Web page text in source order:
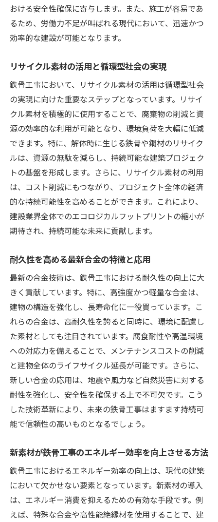
おける安全性確保に寄与します。また、施工が容易であ
るため、労働力不足が叫ばれる現代において、迅速かつ
効率的な建設が可能となります。
リサイクル素材の活用と循環型社会の実現
鉄骨工事において、リサイクル素材の活用は循環型社会
の実現に向けた重要なステップとなっています。リサイ
クル素材を積極的に使用することで、廃棄物の削減と資
源の効率的な利用が可能となり、環境負荷を大幅に低減
できます。特に、解体時に生じる鉄骨や鋼材のリサイク
ルは、資源の無駄を減らし、持続可能な建築プロジェク
トの基盤を形成します。さらに、リサイクル素材の利用
は、コスト削減にもつながり、プロジェクト全体の経済
的な持続可能性を高めることができます。これにより、
建設業界全体でのエコロジカルフットプリントの縮小が
期待され、持続可能な未来に貢献します。
耐久性を高める最新合金の特徴と応用
最新の合金技術は、鉄骨工事における耐久性の向上に大
きく貢献しています。特に、高強度かつ軽量な合金は、
建物の構造を強化し、長寿命化に一役買っています。こ
れらの合金は、高耐久性を誇ると同時に、環境に配慮し
た素材としても注目されています。腐食耐性や高温環境
への対応力を備えることで、メンテナンスコストの削減
と建物全体のライフサイクル延長が可能です。さらに、
新しい合金の応用は、地震や風力など自然災害に対する
耐性を強化し、安全性を確保する上で不可欠です。こう
した技術革新により、未来の鉄骨工事はますます持続可
能で信頼性の高いものとなるでしょう。
新素材が鉄骨工事のエネルギー効率を向上させる方法
鉄骨工事におけるエネルギー効率の向上は、現代の建築
において欠かせない要素となっています。新素材の導入
は、エネルギー消費を抑えるための有効な手段です。例
えば、特殊な合金や高性能絶縁材を使用することで、建